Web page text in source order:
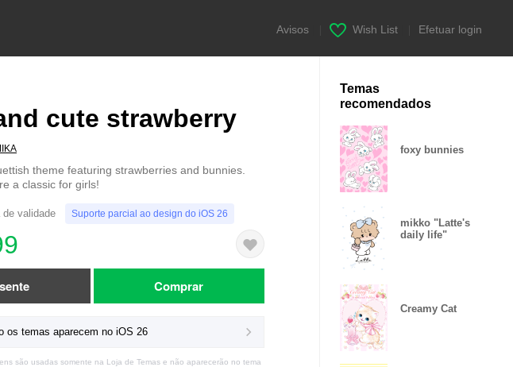
Avisos Wish List Efetuar login
cute strawberry
theme featuring strawberries and bunnies.
a classic for girls!
validade Suporte parcial ao design do iOS 26
Comprar
os temas aparecem no iOS 26
são usadas somente na Loja de Temas e não aparecerão no tema
Temas
recomendados
foxy bunnies
mikko "Latte's
daily life"
Creamy Cat